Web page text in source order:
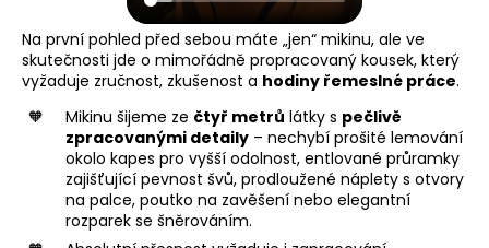
Na první pohled před sebou máte „jen“ mikinu, ale ve
skutečnosti jde o mimořádně propracovaný kousek, který
vyžaduje zručnost, zkušenost a hodiny řemeslné práce.
Mikinu šijeme ze čtyř metrů látky s pečlivě
zpracovanými detaily – nechybí prošité lemování
okolo kapes pro vyšší odolnost, entlované průramky
zajišťující pevnost švů, prodloužené náplety s otvory
na palce, poutko na zavěšení nebo elegantní
rozparek se šněrováním.